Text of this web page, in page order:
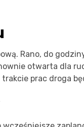
Rano, do
otwarta dla
prac droga